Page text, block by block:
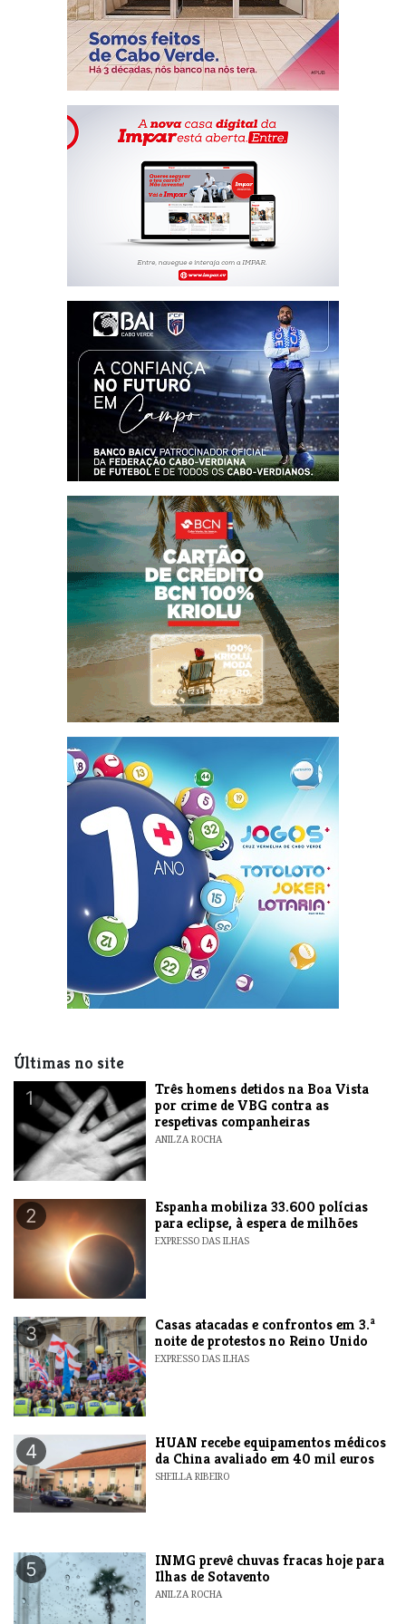
Últimas no site
1
Três homens detidos na Boa Vista
por crime de VBG contra as
respetivas companheiras
ANILZA ROCHA
2
Espanha mobiliza 33.600 polícias
para eclipse, à espera de milhões
EXPRESSO DAS ILHAS
3
Casas atacadas e confrontos em 3.ª
noite de protestos no Reino Unido
EXPRESSO DAS ILHAS
4
HUAN recebe equipamentos médicos
da China avaliado em 40 mil euros
SHEILLA RIBEIRO
5
INMG prevê chuvas fracas hoje para
Ilhas de Sotavento
ANILZA ROCHA